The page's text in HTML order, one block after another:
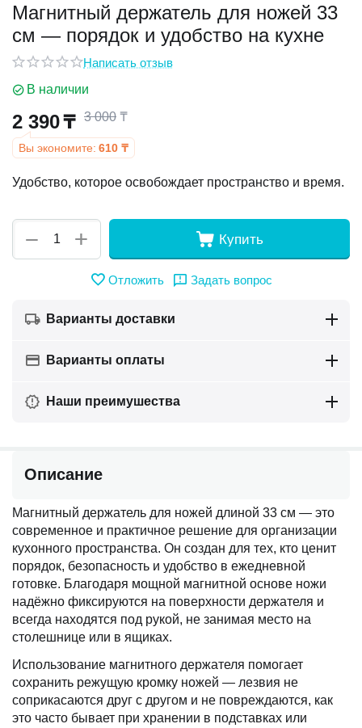
Магнитный держатель для ножей 33
см — порядок и удобство на кухне
Написать отзыв
В наличии
2 390₸ 3 000 ₸
Вы экономите: 610 ₸
Удобство, которое освобождает пространство и время.
+
− Купить
Отложить Задать вопрос
Варианты доставки
Варианты оплаты
Наши преимушества
Описание
Магнитный держатель для ножей длиной 33 см — это
современное и практичное решение для организации
кухонного пространства. Он создан для тех, кто ценит
порядок, безопасность и удобство в ежедневной
готовке. Благодаря мощной магнитной основе ножи
надёжно фиксируются на поверхности держателя и
всегда находятся под рукой, не занимая место на
столешнице или в ящиках.
Использование магнитного держателя помогает
сохранить режущую кромку ножей — лезвия не
соприкасаются друг с другом и не повреждаются, как
это часто бывает при хранении в подставках или